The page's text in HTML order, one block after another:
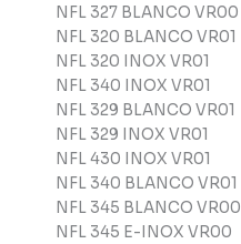
NFL 327 BLANCO VR00
NFL 320 BLANCO VR01
NFL 320 INOX VR01
NFL 340 INOX VR01
NFL 329 BLANCO VR01
NFL 329 INOX VR01
NFL 430 INOX VR01
NFL 340 BLANCO VR01
NFL 345 BLANCO VR00
NFL 345 E-INOX VR00